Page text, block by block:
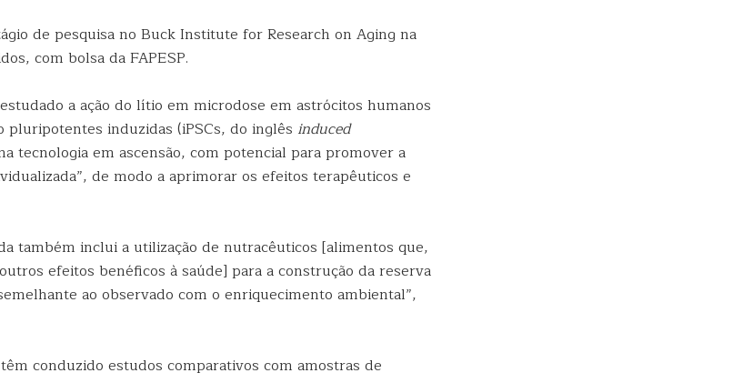
de pesquisa no Buck Institute for Research on Aging na
com bolsa da FAPESP.
a ação do lítio em microdose em astrócitos humanos
induzidas (iPSCs, do inglês induced
tecnologia em ascensão, com potencial para promover a
de modo a aprimorar os efeitos terapêuticos e
também inclui a utilização de nutracêuticos [alimentos que,
efeitos benéficos à saúde] para a construção da reserva
ao observado com o enriquecimento ambiental”,
conduzido estudos comparativos com amostras de